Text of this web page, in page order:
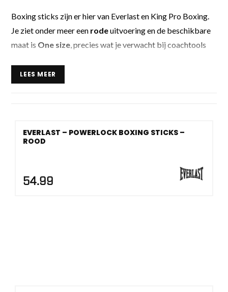
Boxing sticks zijn er hier van Everlast en King Pro Boxing.
Je ziet onder meer een rodeuitvoering en de beschikbare
maat is One size, precies wat je verwacht bij coachtools
Deze sticks zijn bedoeld voor boksen, kickboksen en
LEES MEER
EVERLAST – POWERLOCK BOXING STICKS –
ROOD
54.99